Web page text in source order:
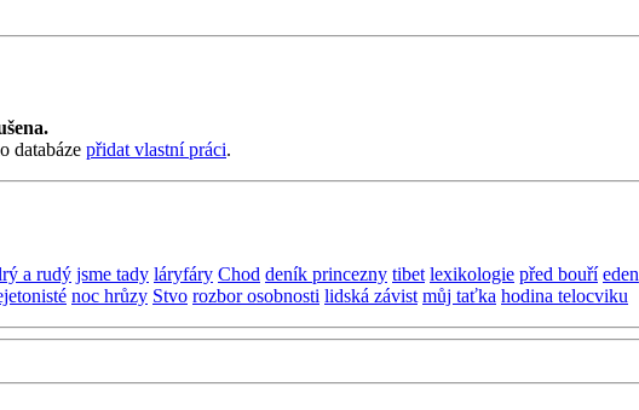
databáze přidat vlastní práci.
a rudý jsme tady láryfáry Chod deník princezny tibet lexikologie před bouří eden
noc hrůzy Stvo rozbor osobnosti lidská závist můj taťka hodina telocviku